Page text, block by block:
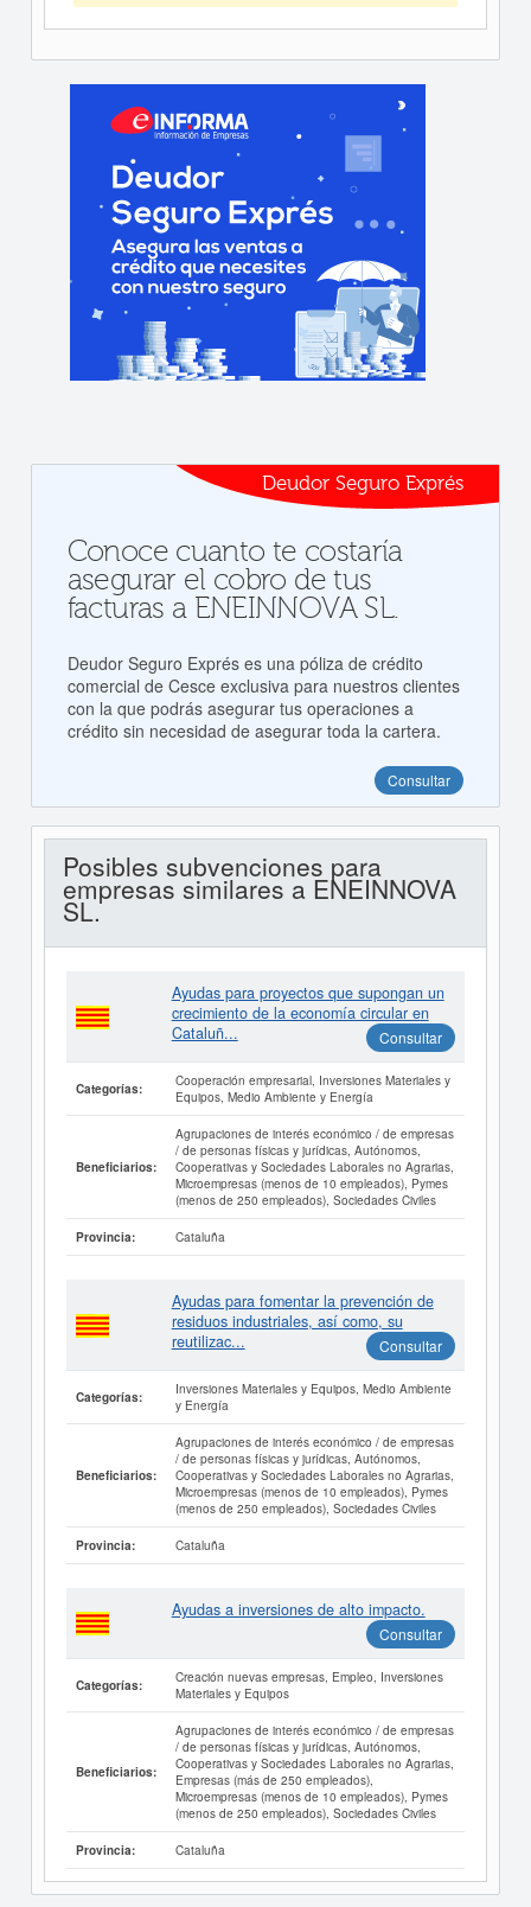
Deudor Seguro Exprés
Conoce cuanto te costaría
asegurar el cobro de tus
facturas a ENEINNOVA SL.
Deudor Seguro Exprés es una póliza de crédito
comercial de Cesce exclusiva para nuestros clientes
con la que podrás asegurar tus operaciones a
crédito sin necesidad de asegurar toda la cartera.
Consultar
Posibles subvenciones para
empresas similares a ENEINNOVA
SL.
Ayudas para proyectos que supongan un
crecimiento de la economía circular en
Cataluñ...
Consultar
Categorías:
Cooperación empresarial, Inversiones Materiales y
Equipos, Medio Ambiente y Energía
Beneficiarios:
Agrupaciones de interés económico / de empresas
/ de personas físicas y jurídicas, Autónomos,
Cooperativas y Sociedades Laborales no Agrarias,
Microempresas (menos de 10 empleados), Pymes
(menos de 250 empleados), Sociedades Civiles
Provincia: Cataluña
Ayudas para fomentar la prevención de
residuos industriales, así como, su
reutilizac...
Consultar
Categorías:
Inversiones Materiales y Equipos, Medio Ambiente
y Energía
Beneficiarios:
Agrupaciones de interés económico / de empresas
/ de personas físicas y jurídicas, Autónomos,
Cooperativas y Sociedades Laborales no Agrarias,
Microempresas (menos de 10 empleados), Pymes
(menos de 250 empleados), Sociedades Civiles
Provincia: Cataluña
Ayudas a inversiones de alto impacto.
Consultar
Categorías:
Creación nuevas empresas, Empleo, Inversiones
Materiales y Equipos
Beneficiarios:
Agrupaciones de interés económico / de empresas
/ de personas físicas y jurídicas, Autónomos,
Cooperativas y Sociedades Laborales no Agrarias,
Empresas (más de 250 empleados),
Microempresas (menos de 10 empleados), Pymes
(menos de 250 empleados), Sociedades Civiles
Provincia: Cataluña